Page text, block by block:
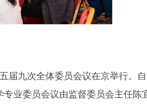
九次全体委员会议在京举行。
业委员会议由监督委员会主任